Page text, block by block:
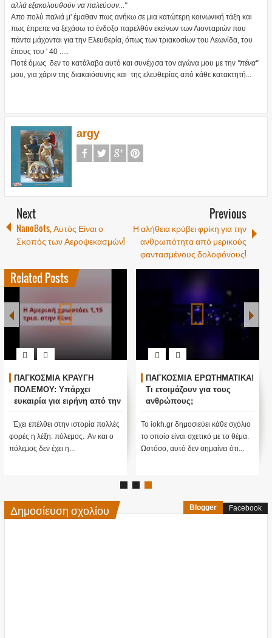
αλλά εξακολουθούν να παλεύουν..."
Απο πολύ παλιά μ' έμαθαν πως ανήκω σε μια κατώτερη κοινωνική τάξη και
πως έπρεπε να ξεχάσω το ένδοξο παρελθόν εκείνων των Λιονταριών που
πάντα μάχονται για την Ελευθερία, όπως των τριακοσίων του Λεωνίδα, του
έπους του ' 40 .....
Ποτέ όμως δεν το κατάλαβα αυτό και συνέχισα τον αγώνα μου με την"πένα"
μου, για χάριν της διακαιόσυνης και της ελευθερίας από κάθε κατακτητή...
argy
Next
NanoBots, Αυτός Είναι ο
Σκοπός των Αεροψεκασμών!
Previous
Η αλήθεια κρύβει φρίκη για την
ανθρωπότητα από μερικούς
φαντασμένους δολοφόνους!
Related Posts
ΠΑΓΚΟΣΜΙΑ ΚΡΑΥΓΗ
ΠΟΛΕΜΟΥ: Υπάρχει
ευκαιρία για ειρήνη από την
μυστική κυβέρνηση των
Η.Π.Α;
Έχει επέλθει στην ιστορία πολλές
φορές η λέξη: πόλεμος. Αν και ο
πόλεμος δεν έχει η...
ΠΑΓΚΟΣΜΙΑ ΕΡΩΤΗΜΑΤΙΚΑ!
Τι ετοιμάζουν για τους
ανθρώπους;
Το iokh.gr δημοσιεύει κάθε σχόλιο
το οποίο είναι σχετικό με το θέμα.
Ωστόσο, αυτό δεν σημαίνει ότι...
Δημοσίευση σχολίου Blogger Facebook